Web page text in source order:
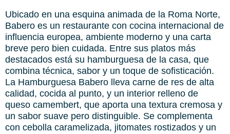
Ubicado en una esquina animada de la Roma Norte,
Babero es un restaurante con cocina internacional de
influencia europea, ambiente moderno y una carta
breve pero bien cuidada. Entre sus platos más
destacados está su hamburguesa de la casa, que
combina técnica, sabor y un toque de sofisticación.
La Hamburguesa Babero lleva carne de res de alta
calidad, cocida al punto, y un interior relleno de
queso camembert, que aporta una textura cremosa y
un sabor suave pero distinguible. Se complementa
con cebolla caramelizada, jitomates rostizados y un